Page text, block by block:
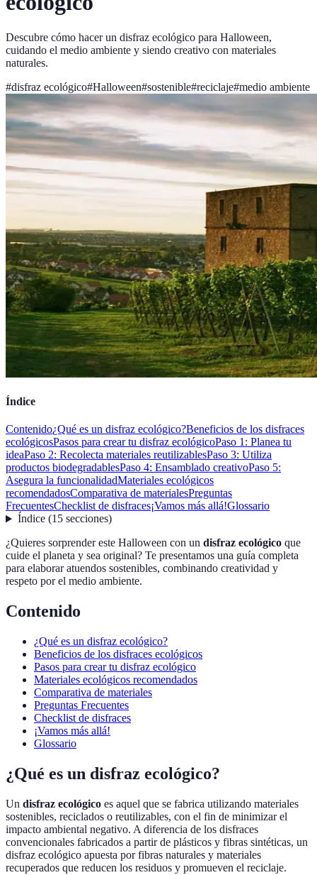
Descubre cómo hacer un disfraz ecológico para Halloween,
cuidando el medio ambiente y siendo creativo con materiales
naturales.
#disfraz ecológico#Halloween#sostenible#reciclaje#medio ambiente
Índice
Contenido¿Qué es un disfraz ecológico?Beneficios de los disfraces
ecológicosPasos para crear tu disfraz ecológicoPaso 1: Planea tu
ideaPaso 2: Recolecta materiales reutilizablesPaso 3: Utiliza
productos biodegradablesPaso 4: Ensamblado creativoPaso 5:
Asegura la funcionalidadMateriales ecológicos
recomendadosComparativa de materialesPreguntas
FrecuentesChecklist de disfraces¡Vamos más allá!Glossario
Índice(15 secciones)
¿Quieres sorprender este Halloween con un disfraz ecológico que
cuide el planeta y sea original? Te presentamos una guía completa
para elaborar atuendos sostenibles, combinando creatividad y
respeto por el medio ambiente.
Contenido
¿Qué es un disfraz ecológico?
Beneficios de los disfraces ecológicos
Pasos para crear tu disfraz ecológico
Materiales ecológicos recomendados
Comparativa de materiales
Preguntas Frecuentes
Checklist de disfraces
¡Vamos más allá!
Glossario
¿Qué es un disfraz ecológico?
Un disfraz ecológico es aquel que se fabrica utilizando materiales
sostenibles, reciclados o reutilizables, con el fin de minimizar el
impacto ambiental negativo. A diferencia de los disfraces
convencionales fabricados a partir de plásticos y fibras sintéticas, un
disfraz ecológico apuesta por fibras naturales y materiales
recuperados que reducen los residuos y promueven el reciclaje.